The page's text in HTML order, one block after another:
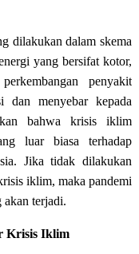
dilakukan dalam skema
yang bersifat kotor,
penyakit
dan menyebar kepada
bahwa krisis iklim
luar biasa terhadap
Jika tidak dilakukan
iklim, maka pandemi
akan terjadi.
Krisis Iklim